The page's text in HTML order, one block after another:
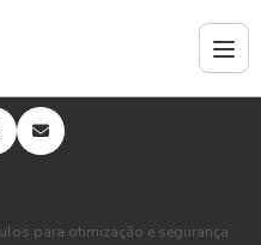
para otimização e segurança